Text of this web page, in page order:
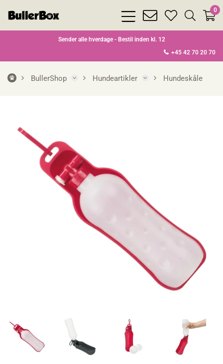
bars
light
envelope
heart
search
0
Sender alle hverdage - Bestil inden kl. 12
+45 42 70 20 70
BullerShop Hundeartikler Hundeskåle